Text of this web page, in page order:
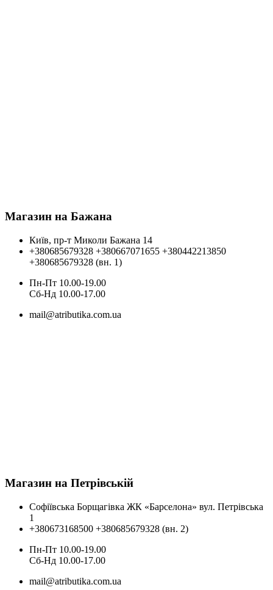
Магазин на Бажана
Київ, пр-т Миколи Бажана 14
+380685679328 +380667071655 +380442213850
+380685679328 (вн. 1)
Пн-Пт 10.00-19.00
Cб-Нд 10.00-17.00
mail@atributika.com.ua
Магазин на Петрівській
Софіївська Борщагівка ЖК «Барселона» вул. Петрівська
1
+380673168500 +380685679328 (вн. 2)
Пн-Пт 10.00-19.00
Cб-Нд 10.00-17.00
mail@atributika.com.ua